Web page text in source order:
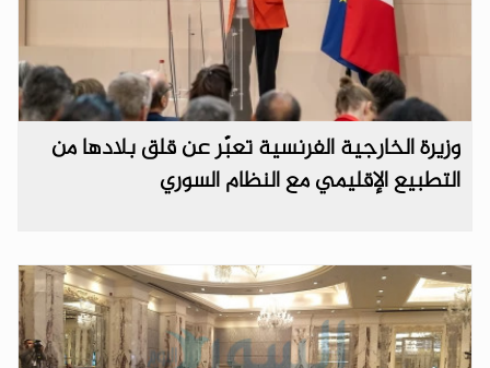
وزيرة الخارجية الفرنسية تعبّر عن قلق بلادها من
التطبيع الإقليمي مع النظام السوري